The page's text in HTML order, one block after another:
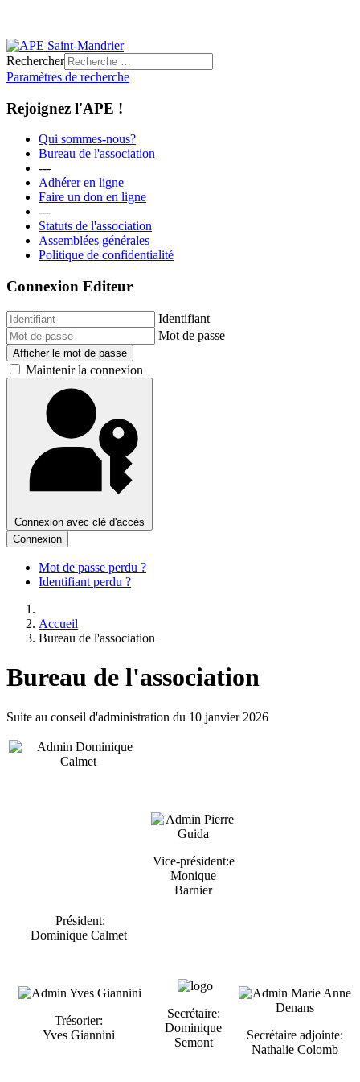
Rechercher
Paramètres de recherche
Rejoignez l'APE !
Qui sommes-nous?
Bureau de l'association
---
Adhérer en ligne
Faire un don en ligne
---
Statuts de l'association
Assemblées générales
Politique de confidentialité
Connexion Editeur
Identifiant
Mot de passe
Afficher le mot de passe
Maintenir la connexion
Connexion avec clé d'accès
Connexion
Mot de passe perdu ?
Identifiant perdu ?
Accueil
Bureau de l'association
Bureau de l'association
Suite au conseil d'administration du 10 janvier 2026
Président:
Dominique Calmet
Vice-président:e
Monique
Barnier
Trésorier:
Yves Giannini
Secrétaire:
Dominique
Semont
Secrétaire adjointe:
Nathalie Colomb